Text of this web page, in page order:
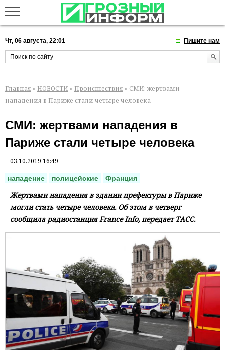
Чт, 06 августа, 22:01 Пишите нам
Главная » НОВОСТИ » Происшествия » СМИ: жертвами
нападения в Париже стали четыре человека
СМИ: жертвами нападения в
Париже стали четыре человека
03.10.2019 16:49
нападение полицейские Франция
Жертвами нападения в здании префектуры в Париже
могли стать четыре человека. Об этом в четверг
сообщила радиостанция France Info, передает ТАСС.